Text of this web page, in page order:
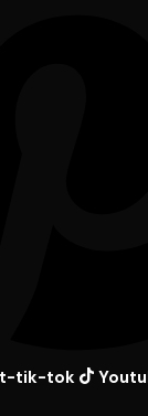
tik-tok